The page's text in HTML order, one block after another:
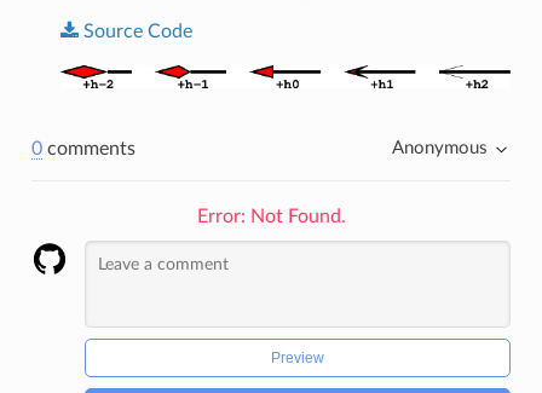
Source Code
0comments Anonymous
Error: Not Found.
Preview